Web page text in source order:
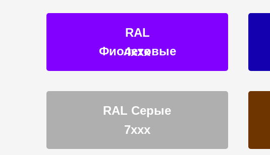
RAL
Фиолетовые
RAL Серые
4ххх
7ххх